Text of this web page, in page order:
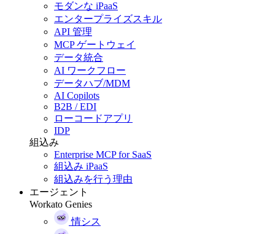
モダンな iPaaS
エンタープライズスキル
API 管理
MCP ゲートウェイ
データ統合
AI ワークフロー
データハブ/MDM
AI Copilots
B2B / EDI
ローコードアプリ
IDP
組込み
Enterprise MCP for SaaS
組込み iPaaS
組込みを行う理由
エージェント
Workato Genies
情シス